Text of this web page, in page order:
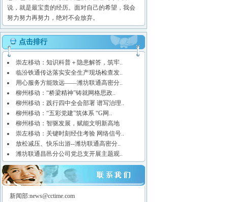
说，就是最宝贵的经历。面对自己的希望，我会
努力努力再努力，绝对不会放弃。
点击排行
崇左移动：知识科普＋隐患解答，筑牢..
临汾铁通传达落实安全生产现场检查发..
用心服务方能致远——潍坊联通高密分..
柳州移动：“桥梁精神”铸就网格思政..
柳州移动：践行四中全会部署 谱写治理..
柳州移动：“五彩党建”筑体系 “G网..
柳州移动：智驱发展，赋能文明新高地
崇左移动：关键时刻经住考验 网络信号..
放松减压、快乐出游--潍坊联通高密分..
潍坊联通昌邑分公司党总支开展主题观..
新闻部:news@cctime.com